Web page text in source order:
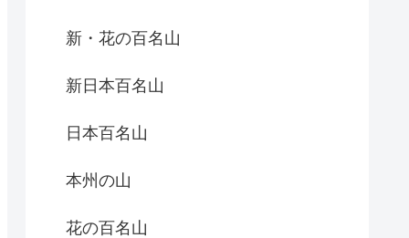
新・花の百名山
新日本百名山
日本百名山
本州の山
花の百名山